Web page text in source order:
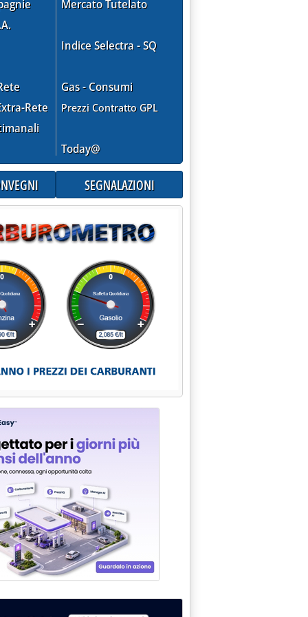
DELLA RAFFINERIA DI MANTOVA'
TRA AGIP PETROLI E KUPIT? CON MILAZZO UNA QUOTA
0.0.
ENEL-BITOR'
Rete
Mercato Tutelato
Indice Selectra - SQ
Gas - Consumi
Prezzi Contratto GPL
Today@
SEGNALAZIONI